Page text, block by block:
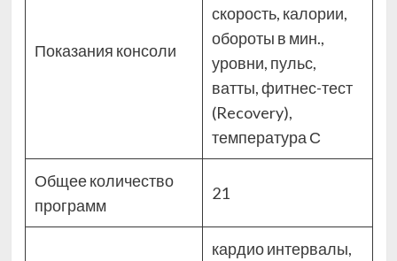
Показания консоли
скорость, калории,
обороты в мин.,
уровни, пульс,
ватты, фитнес-тест
(Recovery),
температура С
Общее количество
программ
21
кардио интервалы,